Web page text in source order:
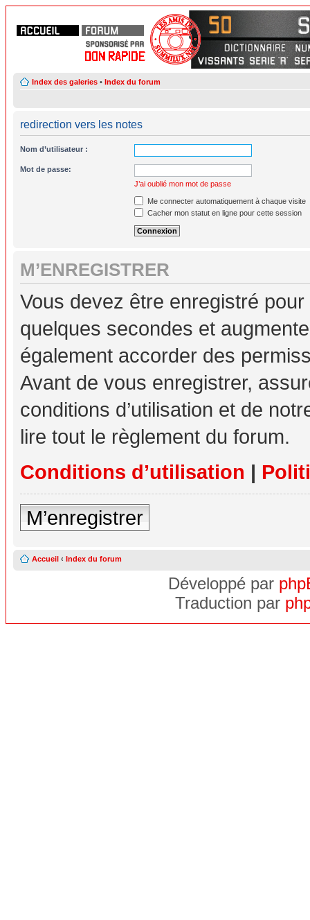
Index des galeries • Index du forum
redirection vers les notes
Nom d’utilisateur :
Mot de passe:
J’ai oublié mon mot de passe
Me connecter automatiquement à chaque visite
Cacher mon statut en ligne pour cette session
M’ENREGISTRER
Vous devez être enregistré
quelques secondes et
également accorder des
Avant de vous enregistrer,
conditions d’utilisation et de
lire tout le règlement du forum.
Conditions d’utilisation |
M’enregistrer
Accueil ‹ Index du forum
Développé par
Traduction par